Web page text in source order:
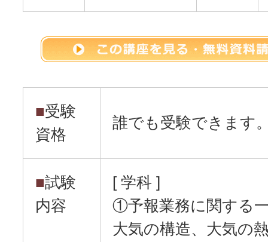
■受験
資格
誰でも受験できます
■試験
内容
[ 学科 ]
①予報業務に関する
大気の構造、大気の